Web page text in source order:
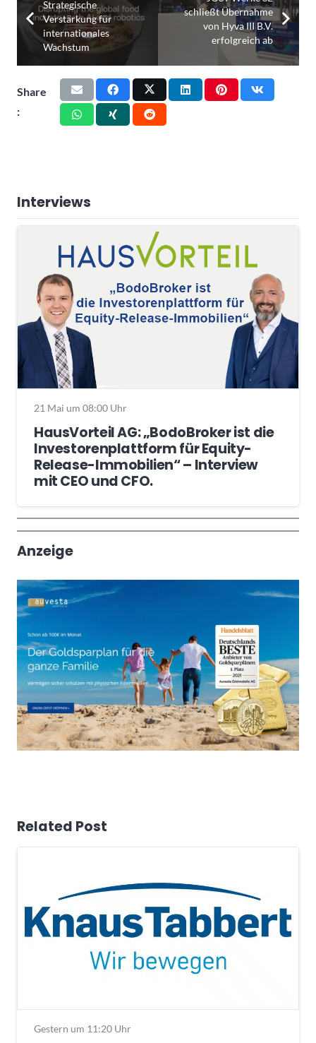
Strategische
Verstärkung für
internationales
Wachstum
schließt Übernahme
von Hyva III B.V.
erfolgreich ab
Share
:
Interviews
21 Mai um 08:00 Uhr
HausVorteil AG: „BodoBroker ist die
Investorenplattform für Equity-
Release-Immobilien“ – Interview
mit CEO und CFO.
Wochenrückblick
Trendthemen
Anzeige
Related Post
Gestern um 11:20 Uhr